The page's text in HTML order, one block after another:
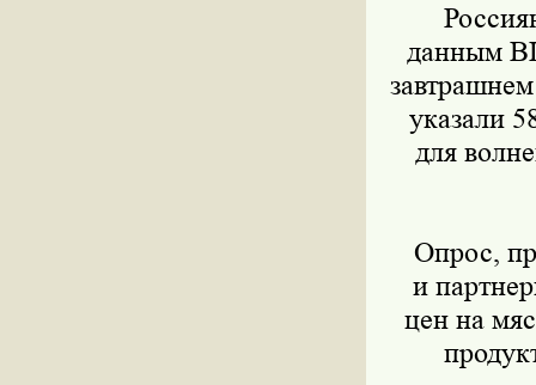
данным
указали
для
Опрос,
и
цен на